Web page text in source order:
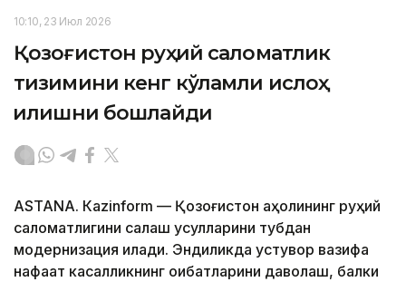
10:10, 23 Июл 2026
Қозоғистон руҳий саломатлик
тизимини кенг кўламли ислоҳ
қилишни бошлайди
ASTANА. Кazinform — Қозоғистон аҳолининг руҳий
саломатлигини сақлаш усулларини тубдан
модернизация қилади. Эндиликда устувор вазифа
нафақат касалликнинг оқибатларини даволаш, балки